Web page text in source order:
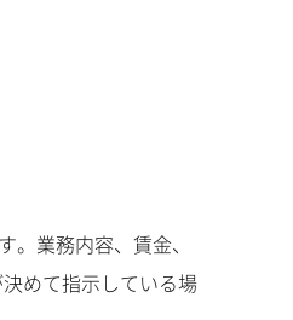
業務内容、賃金、
めて指示している場